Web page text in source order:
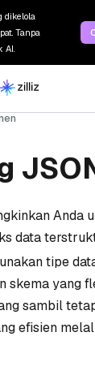
dikelola
Tanpa
AI.
Anda
data
tipe
skema yang
sambil
efisien